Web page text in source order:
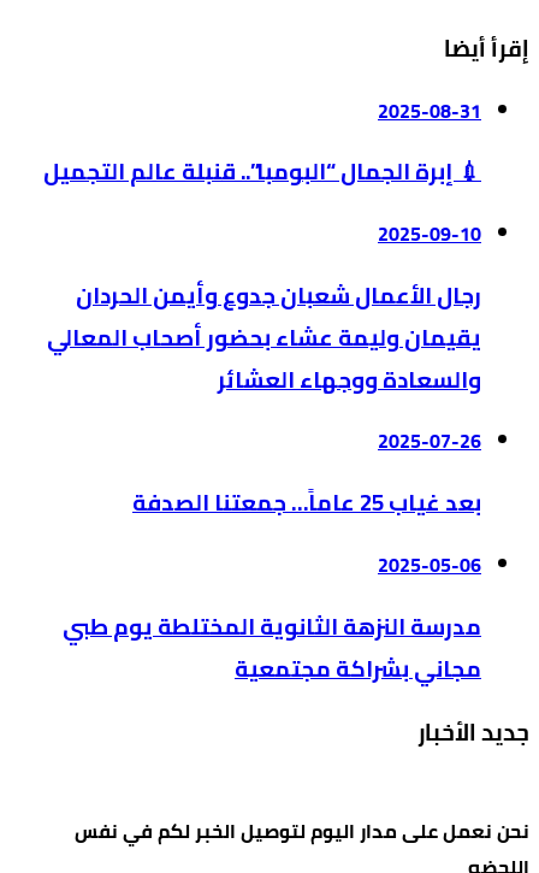
إقرأ أيضا
2025-08-31
💉 إبرة الجمال “البومبا”.. قنبلة عالم التجميل
2025-09-10
رجال الأعمال شعبان جدوع وأيمن الحردان
يقيمان وليمة عشاء بحضور أصحاب المعالي
والسعادة ووجهاء العشائر
2025-07-26
بعد غياب 25 عاماً… جمعتنا الصدفة
2025-05-06
مدرسة النزهة الثانوية المختلطة يوم طبي
مجاني بشراكة مجتمعية
جديد الأخبار
نحن نعمل على مدار اليوم لتوصيل الخبر لكم في نفس